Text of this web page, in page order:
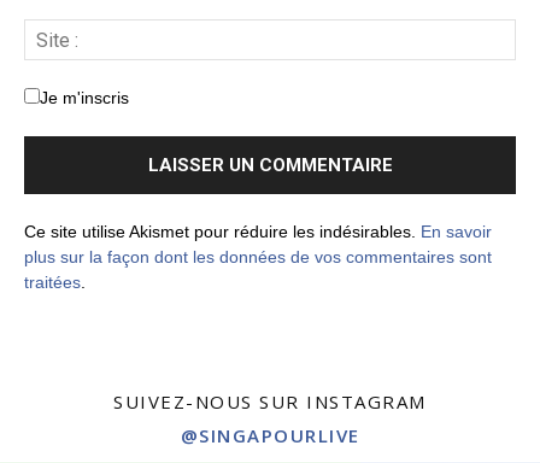
Je m'inscris
Ce site utilise Akismet pour réduire les indésirables. En savoir
plus sur la façon dont les données de vos commentaires sont
traitées.
SUIVEZ-NOUS SUR INSTAGRAM
@SINGAPOURLIVE